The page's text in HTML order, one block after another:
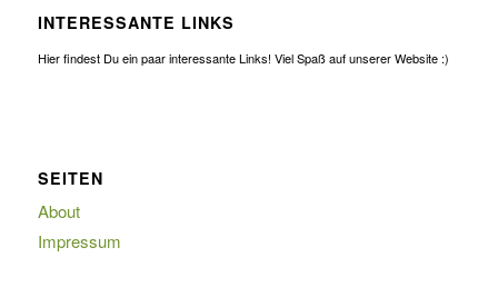
INTERESSANTE LINKS
Hier findest Du ein paar interessante Links! Viel Spaß auf unserer Website :)
SEITEN
About
Impressum